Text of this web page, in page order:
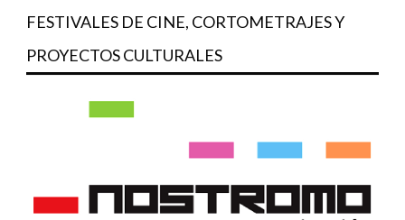
FESTIVALES DE CINE, CORTOMETRAJES Y
PROYECTOS CULTURALES